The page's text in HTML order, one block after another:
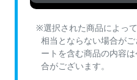
選択された商品によっ
相当とならない場合が
ートを含む商品の内容
合がございます。